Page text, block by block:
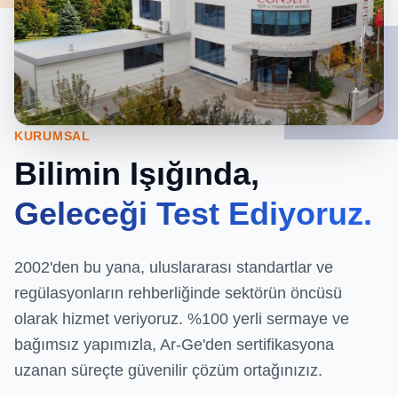
KURUMSAL
Bilimin Işığında,
Geleceği Test Ediyoruz.
2002'den bu yana, uluslararası standartlar ve
regülasyonların rehberliğinde sektörün öncüsü
olarak hizmet veriyoruz. %100 yerli sermaye ve
bağımsız yapımızla, Ar-Ge'den sertifikasyona
uzanan süreçte güvenilir çözüm ortağınızız.